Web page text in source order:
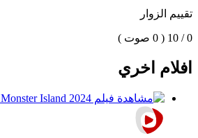
تقييم الزوار
0 / 10 ( 0 صوت )
افلام اخري